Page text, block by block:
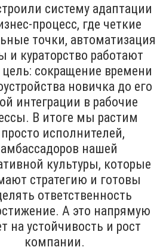
систему адаптации
процесс, где четкие
точки, автоматизация
и кураторство работают
цель: сокращение времени
новичка до его
интеграции в рабочие
В итоге мы растим
исполнителей,
нашей
культуры, которые
стратегию и готовы
ответственность
А это напрямую
на устойчивость и рост
компании.